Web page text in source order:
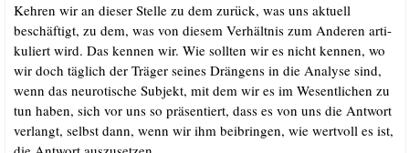
Keh­ren wir an die­ser Stel­le zu dem zurück, was uns aktu­ell
beschäf­tigt, zu dem, was von die­sem Ver­hält­nis zum Ande­ren arti­
ku­liert wird. Das ken­nen wir. Wie soll­ten wir es nicht ken­nen, wo
wir doch täg­lich der Trä­ger sei­nes Drän­gens in die Ana­ly­se sind,
wenn das neu­ro­ti­sche Sub­jekt, mit dem wir es im Wesent­li­chen zu
tun haben, sich vor uns so prä­sen­tiert, dass es von uns die Ant­wort
ver­langt, selbst dann, wenn wir ihm bei­brin­gen, wie wert­voll es ist,